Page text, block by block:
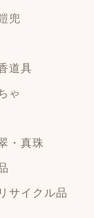
兜
道具
ゃ
・真珠
サイクル品